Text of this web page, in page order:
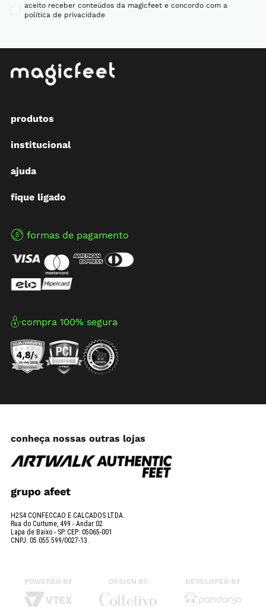
aceito receber conteúdos da magicfeet e concordo com a
política de privacidade
produtos
institucional
ajuda
fique ligado
formas de pagamento
compra 100% segura
conheça nossas outras lojas
grupo afeet
H2S4 CONFECCAO E CALCADOS LTDA.
Rua do Curtume, 499 - Andar 02
Lapa de Baixo - SP. CEP: 05065-001
CNPJ: 05.055.599/0027-13.
POWERED BY DESIGN BY DEVELOPED BY